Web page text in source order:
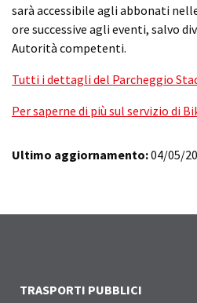
sarà accessibile agli abbonati
ore successive agli eventi, salvo
Autorità competenti.
Tutti i dettagli del Parcheggio
Per saperne di più sul servizio di
Ultimo aggiornamento:04/05/
TRASPORTI PUBBLICI